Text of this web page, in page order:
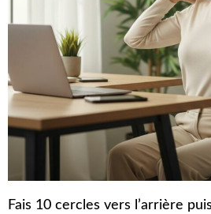
Fais 10 cercles vers l’arrière